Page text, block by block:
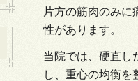
片方の筋肉のみに
性があります。
当院では、硬直し
し、重心の均衡を